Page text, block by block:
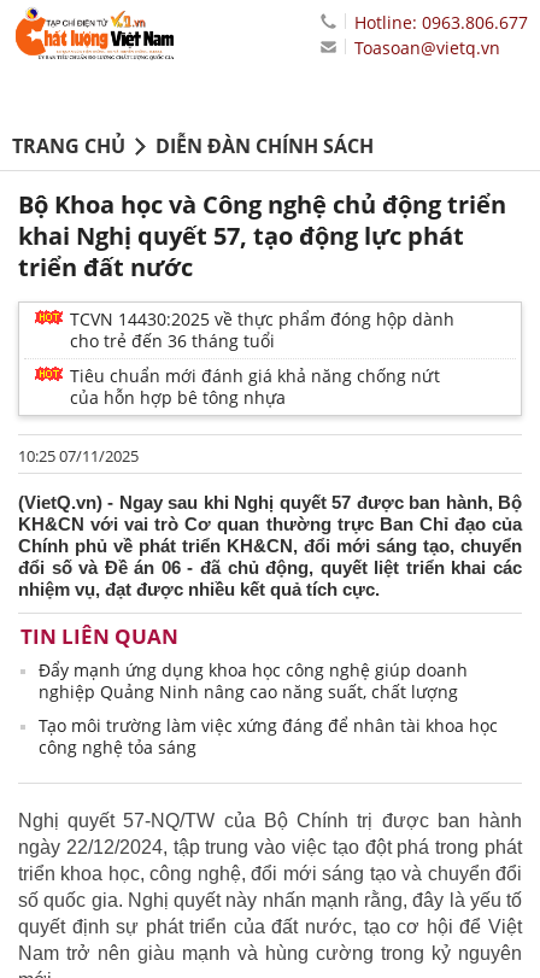
Hotline: 0963.806.677
Toasoan@vietq.vn
TRANG CHỦ DIỄN ĐÀN CHÍNH SÁCH
Bộ Khoa học và Công nghệ chủ động triển
khai Nghị quyết 57, tạo động lực phát
triển đất nước
TCVN 14430:2025 về thực phẩm đóng hộp dành
cho trẻ đến 36 tháng tuổi
Tiêu chuẩn mới đánh giá khả năng chống nứt
của hỗn hợp bê tông nhựa
10:25 07/11/2025
(VietQ.vn) - Ngay sau khi Nghị quyết 57 được ban hành, Bộ
KH&CN với vai trò Cơ quan thường trực Ban Chỉ đạo của
Chính phủ về phát triển KH&CN, đổi mới sáng tạo, chuyển
đổi số và Đề án 06 - đã chủ động, quyết liệt triển khai các
nhiệm vụ, đạt được nhiều kết quả tích cực.
TIN LIÊN QUAN
Đẩy mạnh ứng dụng khoa học công nghệ giúp doanh
nghiệp Quảng Ninh nâng cao năng suất, chất lượng
Tạo môi trường làm việc xứng đáng để nhân tài khoa học
công nghệ tỏa sáng
Nghị quyết 57-NQ/TW của Bộ Chính trị được ban hành
ngày 22/12/2024, tập trung vào việc tạo đột phá trong phát
triển khoa học, công nghệ, đổi mới sáng tạo và chuyển đổi
số quốc gia. Nghị quyết này nhấn mạnh rằng, đây là yếu tố
quyết định sự phát triển của đất nước, tạo cơ hội để Việt
Nam trở nên giàu mạnh và hùng cường trong kỷ nguyên